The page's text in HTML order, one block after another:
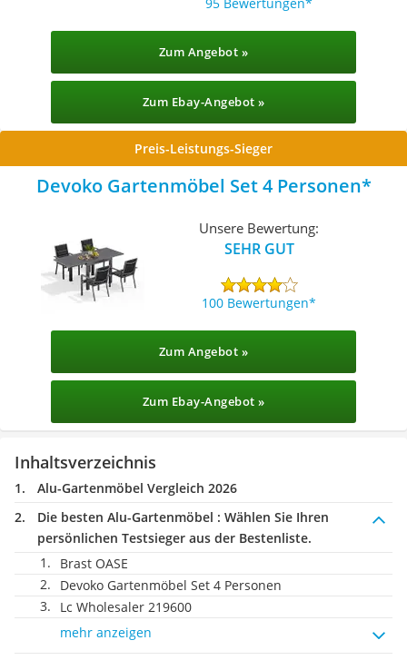
Zum Angebot »
Zum Ebay-Angebot »
Preis-Leistungs-Sieger
Devoko Gartenmöbel Set 4 Personen
Unsere Bewertung:
SEHR GUT
100 Bewertungen
Zum Angebot »
Zum Ebay-Angebot »
Inhaltsverzeichnis
Alu-Gartenmöbel Vergleich 2026
Die besten Alu-Gartenmöbel : Wählen Sie Ihren
persönlichen Testsieger aus der Bestenliste.
Brast OASE
Devoko Gartenmöbel Set 4 Personen
Lc Wholesaler 219600
mehr anzeigen